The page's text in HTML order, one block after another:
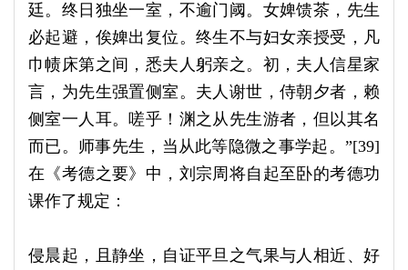
廷。终日独坐一室，不逾门阈。女婢馈茶，先生
必起避，俟婢出复位。终生不与妇女亲授受，凡
巾帻床第之间，悉夫人躬亲之。初，夫人信星家
言，为先生强置侧室。夫人谢世，侍朝夕者，赖
侧室一人耳。嗟乎！渊之从先生游者，但以其名
而已。师事先生，当从此等隐微之事学起。”[39]
在《考德之要》中，刘宗周将自起至卧的考德功
课作了规定：
侵晨起，且静坐，自证平旦之气果与人相近、好